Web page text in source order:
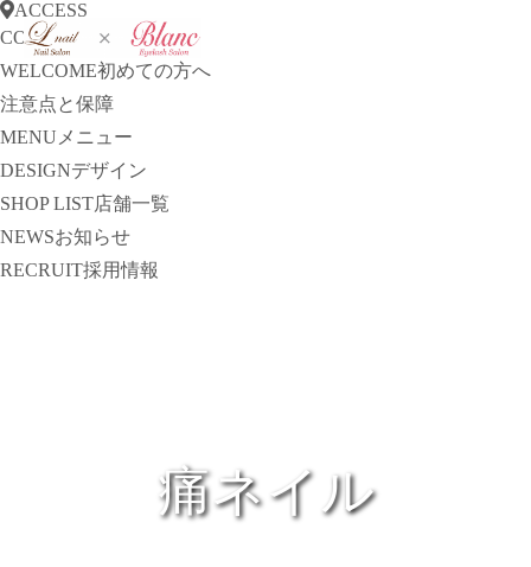
ACCESS
CONCEPT
コンセプト
WELCOME初めての方へ
注意点と保障
MENU メニュー
DESIGNデザイン
SHOP LIST店舗一覧
NEWSお知らせ
RECRUIT採用情報
痛ネイル